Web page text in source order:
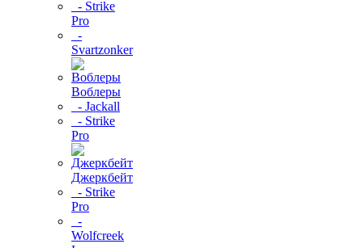
- Strike
Pro
-
Svartzonker
Воблеры
- Jackall
- Strike
Pro
Джеркбейт
- Strike
Pro
-
Wolfcreek